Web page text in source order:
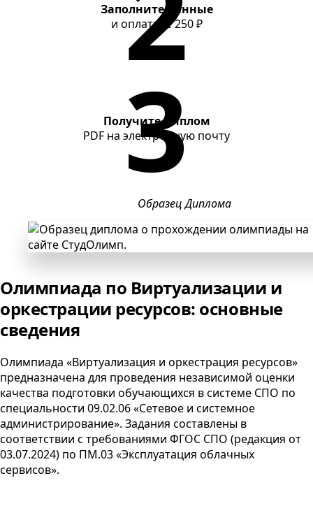
Заполните данные
и оплатите250 ₽
Получите диплом
PDF на электронную почту
Образец Диплома
Олимпиада по Виртуализации и
оркестрации ресурсов: основные
сведения
Олимпиада «Виртуализация и оркестрация ресурсов»
предназначена для проведения независимой оценки
качества подготовки обучающихся в системе СПО по
специальности 09.02.06 «Сетевое и системное
администрирование». Задания составлены в
соответствии с требованиями ФГОС СПО (редакция от
03.07.2024) по ПМ.03 «Эксплуатация облачных
сервисов».